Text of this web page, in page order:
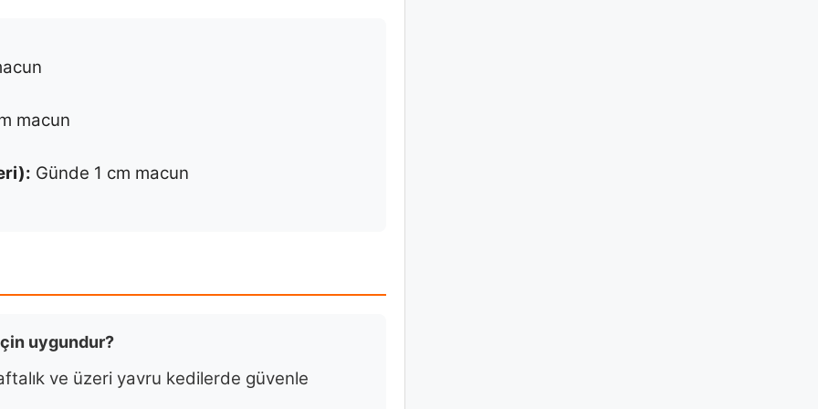
macun
Günde 1 cm macun
uygundur?
ve üzeri yavru kedilerde güvenle